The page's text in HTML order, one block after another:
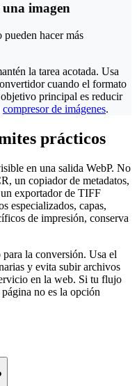
una imagen
hacer más
la tarea acotada. Usa
cuando el formato
principal es reducir
compresor de imágenes.
prácticos
en una salida WebP. No
un copiador de metadatos,
exportador de TIFF
especializados, capas,
de impresión, conserva
la conversión. Usa el
y evita subir archivos
en la web. Si tu flujo
no es la opción